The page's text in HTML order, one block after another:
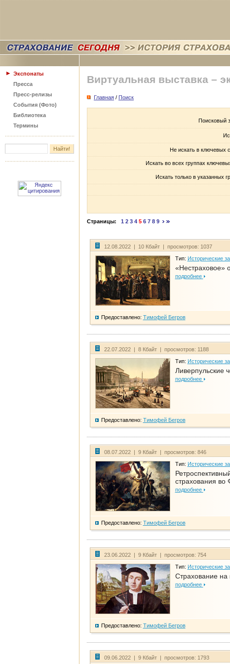
Экспонаты
Пресса
Пресс-релизы
События (Фото)
Библиотека
Термины
Виртуальная выставка –
Главная / Поиск
Поисковый
Не искать в ключевых
Искать во всех группах
Искать только в указанных
Страницы: 1 2 3 4 5 6 7 8 9
12.08.2022 | 10 Кбайт | просмотров: 1037
Тип: Исторические
«Нестраховое»
подробнее
Предоставлено: Тимофей Бегров
22.07.2022 | 8 Кбайт | просмотров: 1188
Тип: Исторические
Ливерпульские
подробнее
Предоставлено: Тимофей Бегров
08.07.2022 | 9 Кбайт | просмотров: 846
Тип: Исторические
страхования во
подробнее
Предоставлено: Тимофей Бегров
23.06.2022 | 9 Кбайт | просмотров: 754
Тип: Исторические
Страхование на
подробнее
Предоставлено: Тимофей Бегров
09.06.2022 | 9 Кбайт | просмотров: 1793